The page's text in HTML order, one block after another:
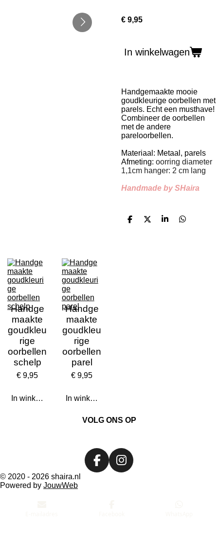
€ 9,95
In winkelwagen
Handgemaakte mooie
goudkleurige oorbellen met
parels. Echt een musthave!
Combineer de oorbellen
met de andere
pareloorbellen.
Materiaal: Metaal, parels
Afmeting: oorring diameter
1,1cm hanger: 2 cm lang
Handmade by SHaira
D
D
S
D
Handge
maakte
goudkleu
rige
oorbellen
schelp
€ 9,95
In winkelwagen
Handge
maakte
goudkleu
rige
oorbellen
parel
€ 9,95
In winkelwagen
VOLG ONS OP
F
I
© 2020 - 2026 shaira.nl
Powered by JouwWeb